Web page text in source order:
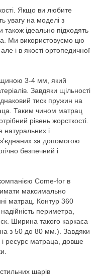
Якщо ви любите
увагу на моделі з
ідеально підходять
Ми використовуємо цю
і в якості ортопедичної
3-4 мм, який
Завдяки щільності
тиск пружин на
Таким чином матрац
рівень жорсткості.
натуральних і
за допомогою
безпечний і
Come-for в
максимально
матрац. Контур 360
периметра,
Ширина такого каркаса
з 50 до 80 мм.). Завдяки
і ресурс матраца, довше
шарів